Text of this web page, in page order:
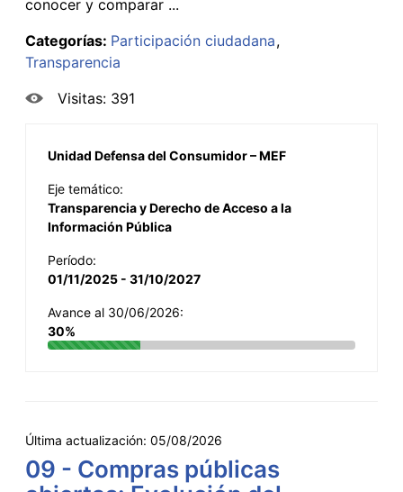
conocer y comparar ...
Categorías: Participación ciudadana
Transparencia
Visitas: 391
Unidad Defensa del Consumidor – MEF
Eje temático:
Transparencia y Derecho de Acceso a la
Información Pública
Período:
01/11/2025 - 31/10/2027
Avance al 30/06/2026:
30%
Última actualización: 05/08/2026
09 - Compras públicas